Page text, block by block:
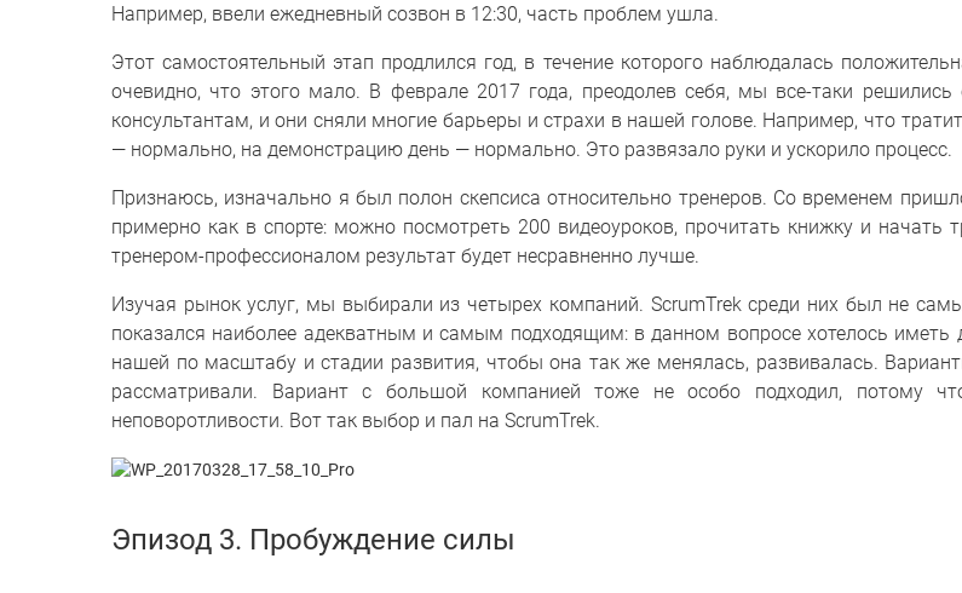
Например, ввели ежедневный созвон в 12:30, часть проблем ушла.
Этот самостоятельный этап продлился год, в течение которого наблюдалась
очевидно, что этого мало. В феврале 2017 года, преодолев себя, мы все-таки
консультантам, и они сняли многие барьеры и страхи в нашей голове. Например, что
— нормально, на демонстрацию день — нормально. Это развязало руки и ускорило процесс.
Признаюсь, изначально я был полон скепсиса относительно тренеров. Со временем
примерно как в спорте: можно посмотреть 200 видеоуроков, прочитать книжку и начать
тренером-профессионалом результат будет несравненно лучше.
Изучая рынок услуг, мы выбирали из четырех компаний. ScrumTrek среди них был не
показался наиболее адекватным и самым подходящим: в данном вопросе хотелось иметь
нашей по масштабу и стадии развития, чтобы она так же менялась, развивалась.
рассматривали. Вариант с большой компанией тоже не особо подходил, потому
неповоротливости. Вот так выбор и пал на ScrumTrek.
Эпизод 3. Пробуждение силы